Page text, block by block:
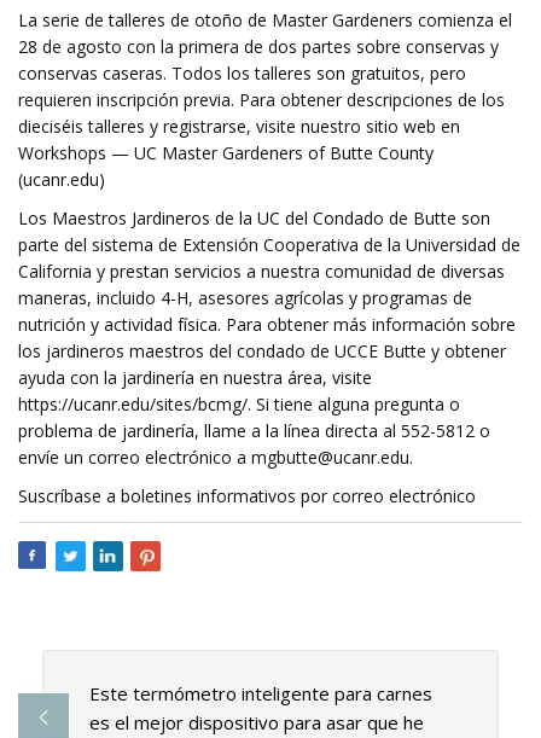
La serie de talleres de otoño de Master Gardeners comienza el
28 de agosto con la primera de dos partes sobre conservas y
conservas caseras. Todos los talleres son gratuitos, pero
requieren inscripción previa. Para obtener descripciones de los
dieciséis talleres y registrarse, visite nuestro sitio web en
Workshops — UC Master Gardeners of Butte County
(ucanr.edu)
Los Maestros Jardineros de la UC del Condado de Butte son
parte del sistema de Extensión Cooperativa de la Universidad de
California y prestan servicios a nuestra comunidad de diversas
maneras, incluido 4-H, asesores agrícolas y programas de
nutrición y actividad física. Para obtener más información sobre
los jardineros maestros del condado de UCCE Butte y obtener
ayuda con la jardinería en nuestra área, visite
https://ucanr.edu/sites/bcmg/. Si tiene alguna pregunta o
problema de jardinería, llame a la línea directa al 552-5812 o
envíe un correo electrónico a mgbutte@ucanr.edu.
Suscríbase a boletines informativos por correo electrónico
Este termómetro inteligente para carnes
es el mejor dispositivo para asar que he